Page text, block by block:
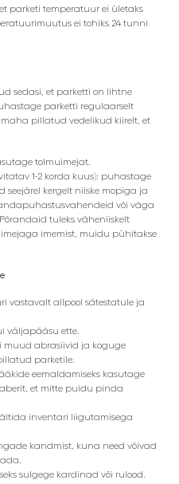
parketi temperatuur ei ületaks
ei tohiks 24 tunni
sedasi, et parketti on lihtne
parketti regulaarselt
pillatud vedelikud kiirelt, et
tolmuimejat.
1-2 korda kuus): puhastage
kergelt niiske mopiga ja
või väga
tuleks väheniiskelt
imemist, muidu pühitakse
vastavalt allpool sätestatule ja
väljapääsu ette.
muud abrasiivid ja koguge
parketile.
eemaldamiseks kasutage
et mitte puidu pinda
inventari liigutamisega
kandmist, kuna need võivad
sulgege kardinad või rulood.